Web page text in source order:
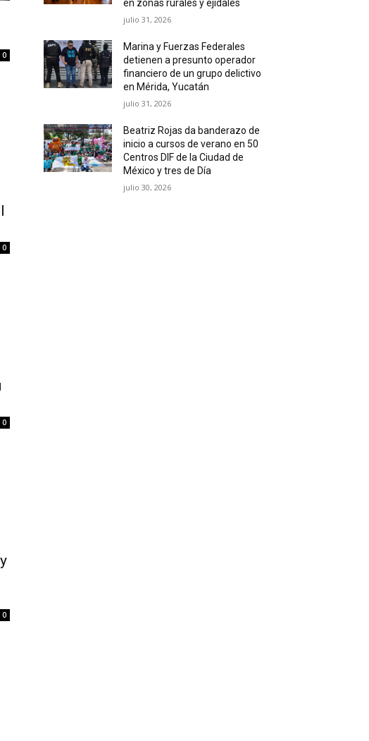
0
0
0
0
en zonas rurales y ejidales
julio 31, 2026
Marina y Fuerzas Federales
detienen a presunto operador
financiero de un grupo delictivo
en Mérida, Yucatán
julio 31, 2026
Beatriz Rojas da banderazo de
inicio a cursos de verano en 50
Centros DIF de la Ciudad de
México y tres de Día
julio 30, 2026